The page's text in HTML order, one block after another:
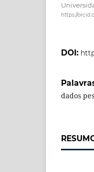
https://
DOI:
dados